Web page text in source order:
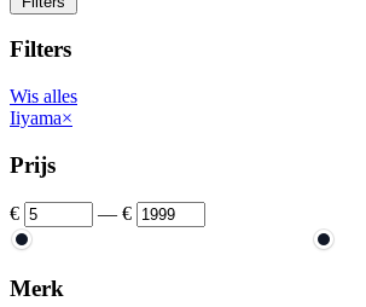
Filters
Wis alles
Iiyama×
Prijs
€ — €
Merk